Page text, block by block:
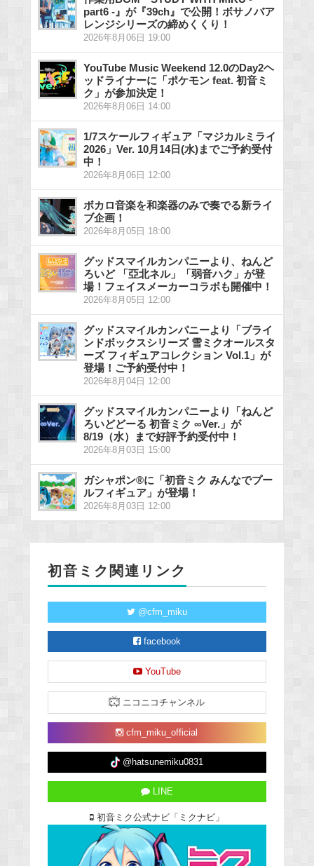
part6 -』が『39ch』で公開！ボサノバア
レンジシリーズの締めくくり！
2026年8月06日 19:00
YouTube Music Weekend 12.0のDay2ヘ
ッドライナーに「ポケモン feat. 初音ミ
ク」が参加決定！
2026年8月06日 14:00
1/7スケールフィギュア「マジカルミライ
2026」Ver. 10月14日(水)までご予約受付
中！
2026年8月06日 12:00
ボカロ音楽を和楽器のみで奏でる新ライ
ブ企画！
2026年8月05日 18:00
グッドスマイルカンパニーより、ねんど
ろいど 「亞北ネル」「弱音ハク」が登
場！フェイスメーカーコラボも開催中！
2026年8月05日 12:00
グッドスマイルカンパニーより「ブライ
ンドボックスシリーズ 雪ミクオールスタ
ーズ フィギュアコレクション Vol.1」が
登場！ご予約受付中！
2026年8月04日 12:00
グッドスマイルカンパニーより「ねんど
ろいどどーる 初音ミク ∞Ver.」が
8/19（水）まで好評予約受付中！
2026年8月03日 15:00
ガシャポン®に「初音ミク みんなでプー
ルフィギュア」が登場！
2026年8月03日 12:00
初音ミク関連リンク
@cfm_miku
facebook
YouTube
ニコニコチャンネル
cfm_miku_official
@hatsunemiku0831
LINE
初音ミク公式ナビ「ミクナビ」